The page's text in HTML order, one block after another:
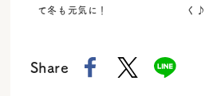
て冬も元気に！
く
Share